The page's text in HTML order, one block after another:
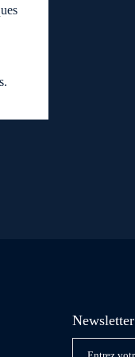
Newsletter